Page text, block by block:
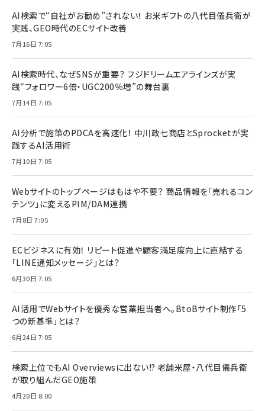
AI検索で“自社がお勧め”されない！ お米ギフトの八代目儀兵衛が
実践、GEO時代のECサイト改善
7月16日 7:05
AI検索時代、なぜSNSが重要？ フジドリームエアラインズが実
践“フォロワー6倍・UGC200％増”の舞台裏
7月14日 7:05
AI分析で施策のPDCAを高速化！ 中川政七商店とSprocketが実
践するAI活用術
7月10日 7:05
Webサイトのトップページはもはや不要？ 商品情報を「売れるコン
テンツ」に変えるPIM/DAM連携
7月8日 7:05
ECビジネスに有効！ リピート促進や顧客満足度向上に直結する
「LINE通知メッセージ」とは？
6月30日 7:05
AI活用でWebサイトを優秀な営業担当者へ。BtoBサイト制作「5
つの新基準」とは？
6月24日 7:05
検索上位でもAI Overviewsに出ない!? 老舗米屋・八代目儀兵衛
が取り組んだGEO施策
4月20日 8:00